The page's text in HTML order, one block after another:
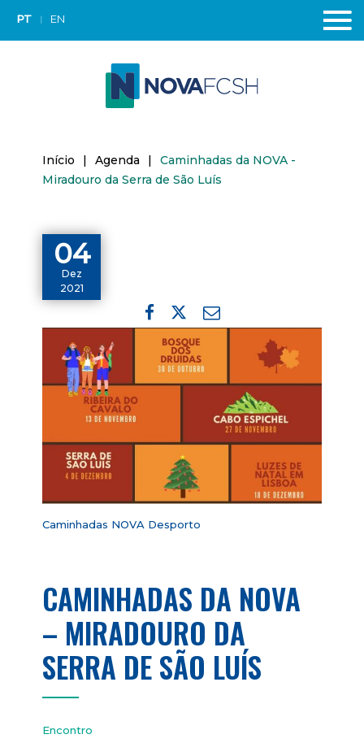
PT EN
Início | Agenda |
Caminhadas da NOVA -
Miradouro da Serra de São Luís
04
Dez
2021
Caminhadas NOVA Desporto
CAMINHADAS DA NOVA
– MIRADOURO DA
SERRA DE SÃO LUÍS
Encontro